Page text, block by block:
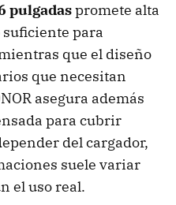
pulgadaspromete alta
para
que el diseño
que necesitan
asegura además
para cubrir
del cargador,
suele variar
el uso real.